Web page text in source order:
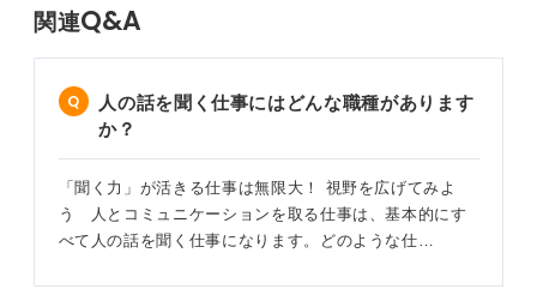
資格取得を目指す際は、単に知識を得るだけでなく、ロ
0
関連Q&A
人の話を聞く仕事にはどんな職種があります
か？
「聞く力」が活きる仕事は無限大！ 視野を広げてみよ
う 人とコミュニケーションを取る仕事は、基本的にす
べて人の話を聞く仕事になります。どのような仕…